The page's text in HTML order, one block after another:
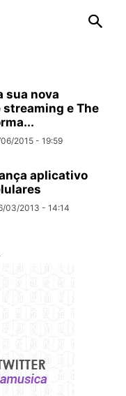
sua nova
e The
2015 - 19:59
aplicativo
03/2013 - 14:14